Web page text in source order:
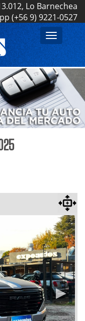
Lo Barnechea
(+56 9) 9221-0527
Lo Barnechea
(+56 9) 9221-0527
Toggle
navigation